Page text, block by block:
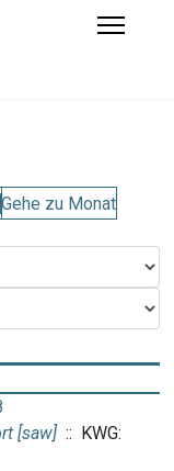
Gehe zu Monat
[saw]:: KWG: